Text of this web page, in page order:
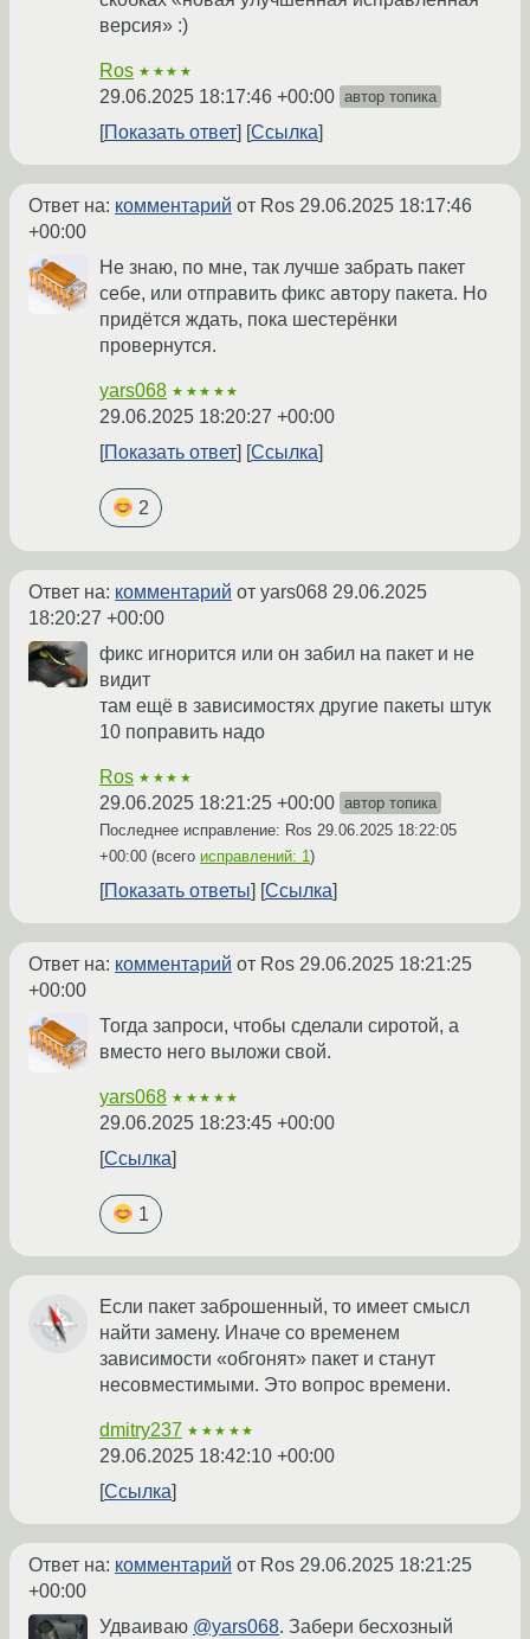
версия» :)
Ros ★★★★
29.06.2025 18:17:46 +00:00 автор топика
Показать ответ Ссылка
Ответ на: комментарий от Ros 29.06.2025 18:17:46
+00:00
Не знаю, по мне, так лучше забрать пакет
себе, или отправить фикс автору пакета. Но
придётся ждать, пока шестерёнки
провернутся.
yars068 ★★★★★
29.06.2025 18:20:27 +00:00
Показать ответ
Ссылка
2
Ответ на: комментарий от yars068 29.06.2025
18:20:27 +00:00
фикс игнорится или он забил на пакет и не
видит
там ещё в зависимостях другие пакеты штук
10 поправить надо
Ros ★★★★
29.06.2025 18:21:25 +00:00 автор топика
Последнее исправление: Ros 29.06.2025 18:22:05
+00:00 (всего исправлений: 1)
Показать ответы Ссылка
Ответ на: комментарий от Ros 29.06.2025 18:21:25
+00:00
Тогда запроси, чтобы сделали сиротой, а
вместо него выложи свой.
yars068 ★★★★★
29.06.2025 18:23:45 +00:00
Ссылка
1
Если пакет заброшенный, то имеет смысл
найти замену. Иначе со временем
зависимости «обгонят» пакет и станут
несовместимыми. Это вопрос времени.
dmitry237 ★★★★★
29.06.2025 18:42:10 +00:00
Ссылка
Ответ на: комментарий от Ros 29.06.2025 18:21:25
+00:00
Удваиваю @yars068. Забери бесхозный